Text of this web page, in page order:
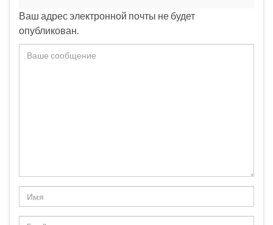
Ваш адрес электронной почты не будет
опубликован.